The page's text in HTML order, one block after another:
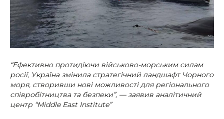
“Ефективно протидіючи військово-морським силам
росії, Україна змінила стратегічний ландшафт Чорного
моря, створивши нові можливості для регіонального
співробітництва та безпеки”, — заявив аналітичний
центр “Middle East Institute”